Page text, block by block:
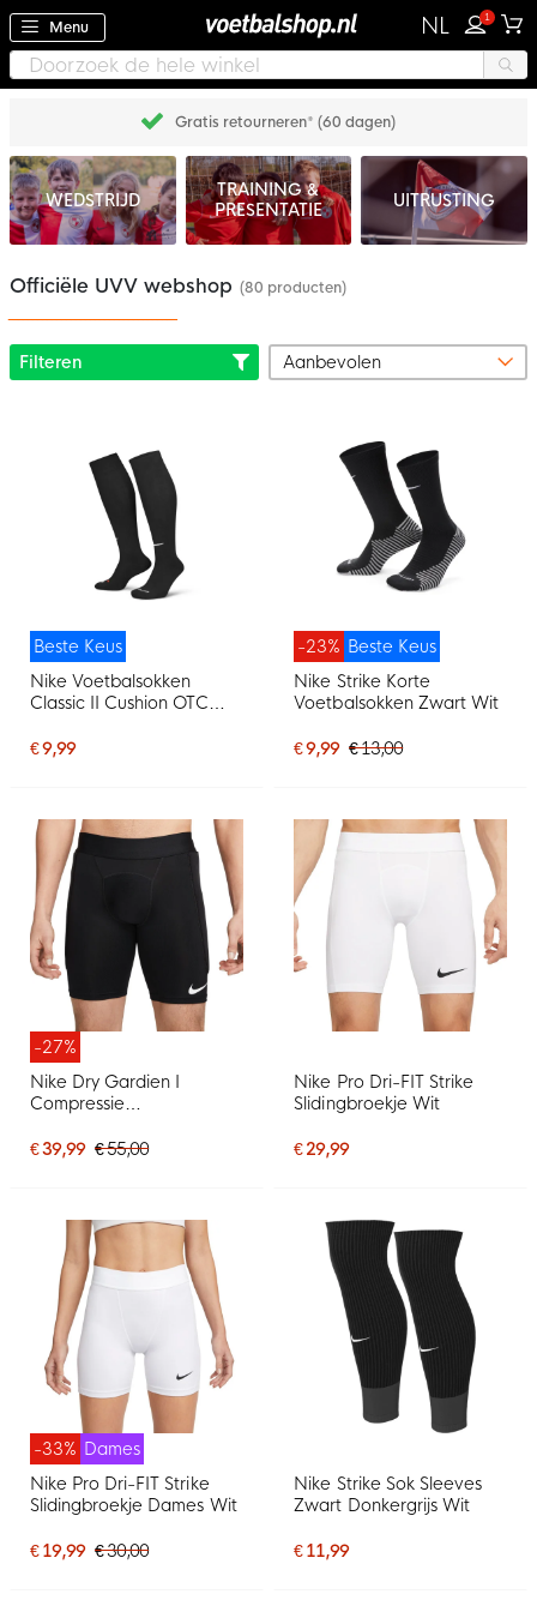
Menu NL 1
Gratis retourneren* (60 dagen)
WEDSTRIJD
TRAINING &
PRESENTATIE
UITRUSTING
Officiële UVV webshop (80 producten)
Filteren
Beste Keus
Nike Voetbalsokken
Classic II Cushion OTC
€ 9,99
Beste Keus
-23%
Nike Strike Korte
Voetbalsokken Zwart Wit
€ 9,99 € 13,00
-27%
Nike Dry Gardien I
Compressie
€ 39,99 € 55,00
Nike Pro Dri-FIT Strike
Slidingbroekje Wit
€ 29,99
-33% Dames
Nike Pro Dri-FIT Strike
Slidingbroekje Dames Wit
€ 19,99 € 30,00
Nike Strike Sok Sleeves
Zwart Donkergrijs Wit
€ 11,99